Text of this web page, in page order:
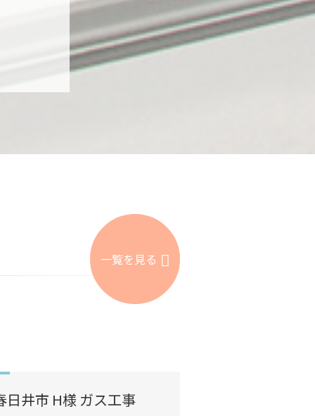
一覧を見る
日井市 H様 ガス工事